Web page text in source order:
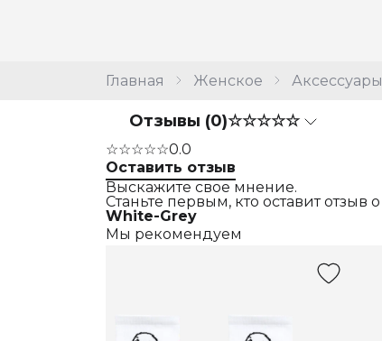
Главная Женское Аксессуары
Отзывы (0)☆☆☆☆☆
☆☆☆☆☆0.0
Оставить отзыв
Выскажите свое мнение.
Станьте первым, кто оставит отзыв о
White-Grey
Мы рекомендуем